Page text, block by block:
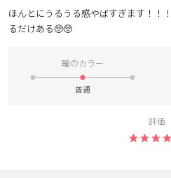
EYEしてる
総合掲示板
ほんとにうるうる感やばすぎます！！
るだけある🥺🥺
瞳のカラー
普通
評価